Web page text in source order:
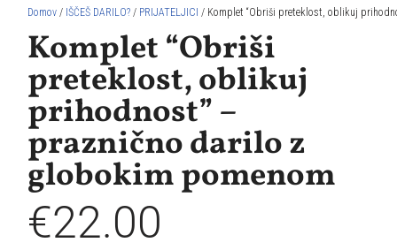
Domov / IŠČEŠ DARILO? / PRIJATELJICI / Komplet “Obriši preteklost, oblikuj
Komplet “Obriši
preteklost, oblikuj
prihodnost” –
praznično darilo z
globokim pomenom
€22.00